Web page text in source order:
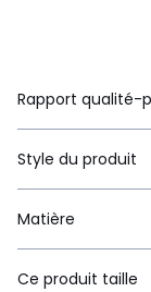
Rapport qualité-
Style du produit
Matière
Ce produit taille